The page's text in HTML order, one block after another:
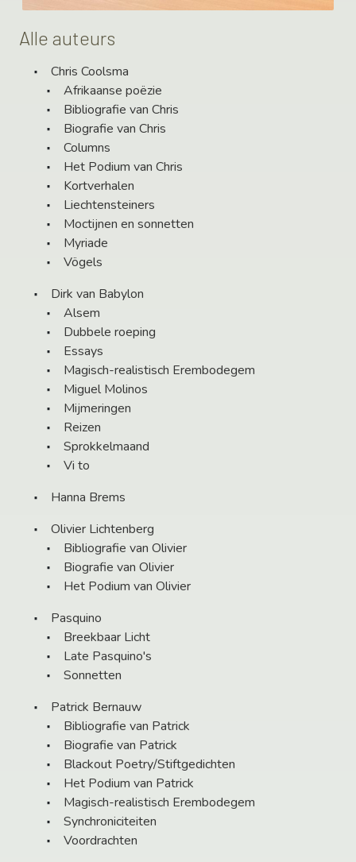
Alle auteurs
Chris Coolsma
Afrikaanse poëzie
Bibliografie van Chris
Biografie van Chris
Columns
Het Podium van Chris
Kortverhalen
Liechtensteiners
Moctijnen en sonnetten
Myriade
Vögels
Dirk van Babylon
Alsem
Dubbele roeping
Essays
Magisch-realistisch Erembodegem
Miguel Molinos
Mijmeringen
Reizen
Sprokkelmaand
Vi to
Hanna Brems
Olivier Lichtenberg
Bibliografie van Olivier
Biografie van Olivier
Het Podium van Olivier
Pasquino
Breekbaar Licht
Late Pasquino's
Sonnetten
Patrick Bernauw
Bibliografie van Patrick
Biografie van Patrick
Blackout Poetry/Stiftgedichten
Het Podium van Patrick
Magisch-realistisch Erembodegem
Synchroniciteiten
Voordrachten